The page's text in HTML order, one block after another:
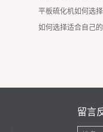
平板硫化机如何选
如何选择适合自己的
留言